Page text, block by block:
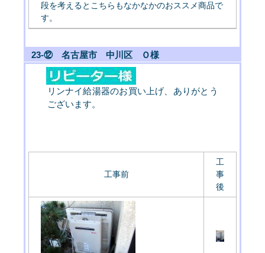
段を考えるとこちらもなかなかのおススメ商品で
す。
23-⑫ 名古屋市 中川区 Ｏ様
リンナイ給湯器のお買い上げ、ありがとう
ございます。
工事前
工
事
後